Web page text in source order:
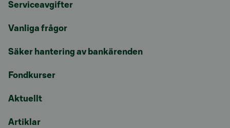
Serviceavgifter
Vanliga frågor
Säker hantering av bankärenden
Fondkurser
Aktuellt
Artiklar